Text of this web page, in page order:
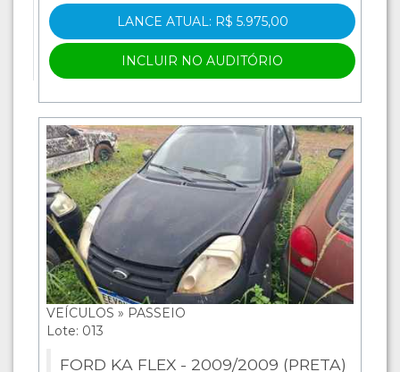
LANCE ATUAL: R$ 5.975,00
INCLUIR NO AUDITÓRIO
VEÍCULOS » PASSEIO
Lote: 013
FORD KA FLEX - 2009/2009 (PRETA)